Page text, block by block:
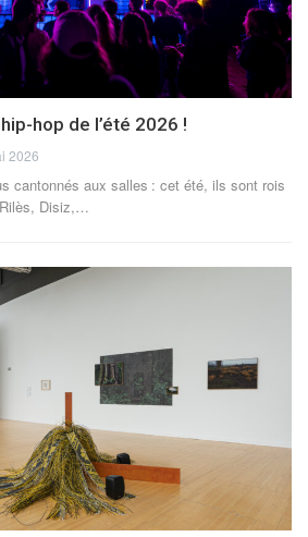
hop de l’été 2026 !
2026
cantonnés aux salles : cet été, ils sont rois
Disiz, …